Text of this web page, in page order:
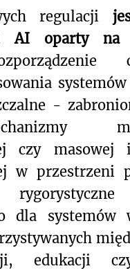
regulacji
AI oparty na
-
czy masowej
w przestrzeni
dla systemów
edukacji